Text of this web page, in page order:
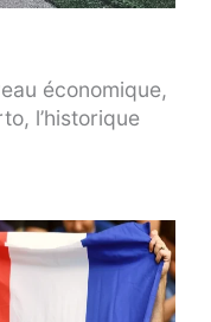
économique,
l’historique